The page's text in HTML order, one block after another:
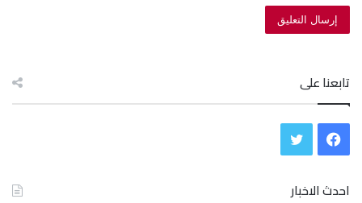
تابعنا على
احدث الاخبار